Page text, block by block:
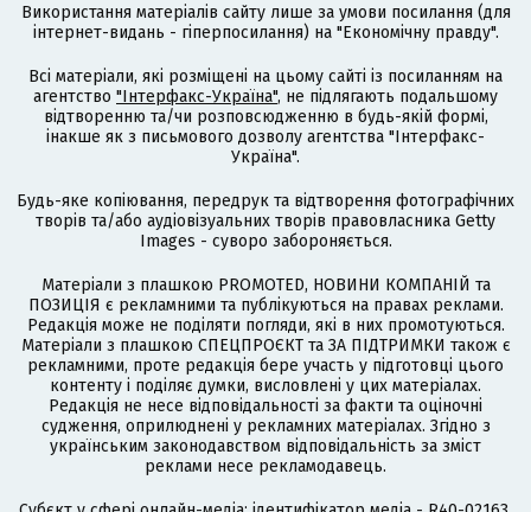
Використання матеріалів сайту лише за умови посилання (для
інтернет-видань - гіперпосилання) на "Економічну правду".
Всі матеріали, які розміщені на цьому сайті із посиланням на
агентство "Інтерфакс-Україна", не підлягають подальшому
відтворенню та/чи розповсюдженню в будь-якій формі,
інакше як з письмового дозволу агентства "Інтерфакс-
Україна".
Будь-яке копіювання, передрук та відтворення фотографічних
творів та/або аудіовізуальних творів правовласника Getty
Images - суворо забороняється.
Матеріали з плашкою PROMOTED, НОВИНИ КОМПАНІЙ та
ПОЗИЦІЯ є рекламними та публікуються на правах реклами.
Редакція може не поділяти погляди, які в них промотуються.
Матеріали з плашкою СПЕЦПРОЄКТ та ЗА ПІДТРИМКИ також є
рекламними, проте редакція бере участь у підготовці цього
контенту і поділяє думки, висловлені у цих матеріалах.
Редакція не несе відповідальності за факти та оціночні
судження, оприлюднені у рекламних матеріалах. Згідно з
українським законодавством відповідальність за зміст
реклами несе рекламодавець.